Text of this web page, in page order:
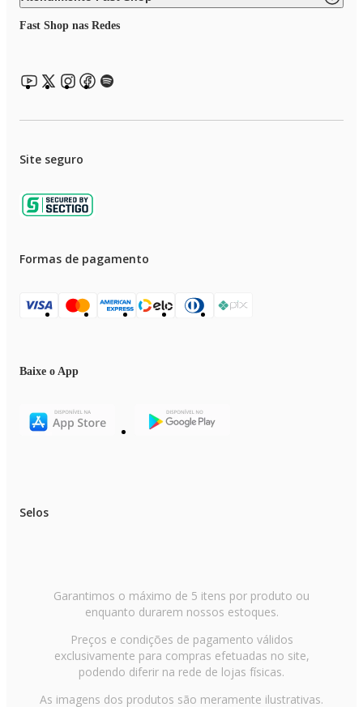
Fast Shop nas Redes
Site seguro
Formas de pagamento
Baixe o App
Selos
Garantimos o máximo de 5 itens por produto ou
enquanto durarem nossos estoques.
Preços e condições de pagamento válidos
exclusivamente para compras efetuadas no site,
podendo diferir na rede de lojas físicas.
As imagens dos produtos são meramente ilustrativas.